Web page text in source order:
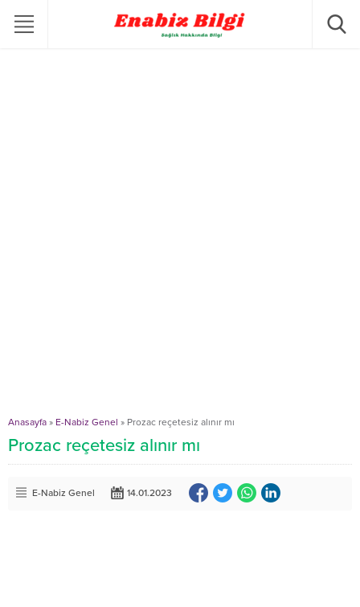
Anasayfa » E-Nabiz Genel » Prozac reçetesiz alınır mı
Prozac reçetesiz alınır mı
E-Nabiz Genel 14.01.2023